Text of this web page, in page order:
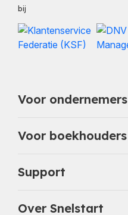
bij
Voor ondernemers
Voor boekhouders
Support
Over Snelstart